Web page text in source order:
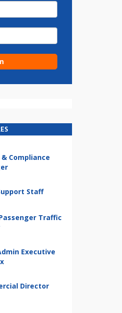
Compliance
Staff
Traffic
Executive
Director